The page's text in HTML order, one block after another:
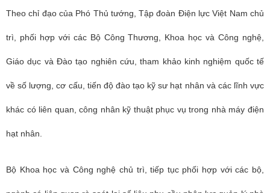
Theo chỉ đạo của Phó Thủ tướng, Tập đoàn Điện lực Việt Nam chủ
trì, phối hợp với các Bộ Công Thương, Khoa học và Công nghệ,
Giáo dục và Đào tạo nghiên cứu, tham khảo kinh nghiệm quốc tế
về số lượng, cơ cấu, tiến độ đào tạo kỹ sư hạt nhân và các lĩnh vực
khác có liên quan, công nhân kỹ thuật phục vụ trong nhà máy điện
hạt nhân.
Bộ Khoa học và Công nghệ chủ trì, tiếp tục phối hợp với các bộ,